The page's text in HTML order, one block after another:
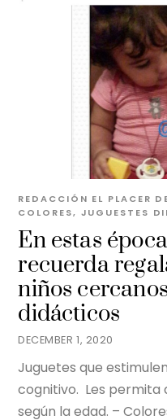
DECEMBER 1, 2020
En estas
recuerda
niños
didácticos
REDACCIÓN EL PLACER
COLORES, JUGUESTES
Juguetes que
cognitivo. Les permita
según la edad. –